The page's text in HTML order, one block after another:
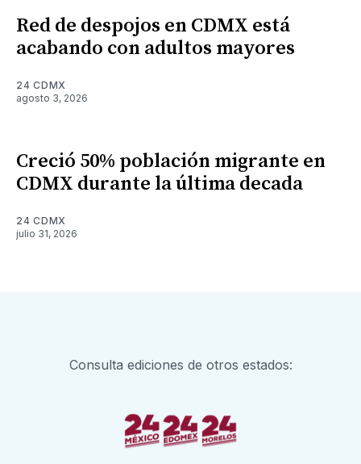
Red de despojos en CDMX está
acabando con adultos mayores
24 CDMX
agosto 3, 2026
Creció 50% población migrante en
CDMX durante la última decada
24 CDMX
julio 31, 2026
Consulta ediciones de otros estados: